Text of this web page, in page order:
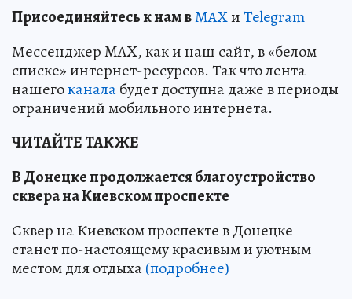
Присоединяйтесь к нам вMAXиTelegram
Мессенджер MAX, как и наш сайт, в «белом
списке» интернет-ресурсов. Так что лента
нашегоканалабудет доступна даже в периоды
ограничений мобильного интернета.
ЧИТАЙТЕ ТАКЖЕ
В Донецке продолжается благоустройство
сквера на Киевском проспекте
Сквер на Киевском проспекте в Донецке
станет по-настоящему красивым и уютным
местом для отдыха(подробнее)